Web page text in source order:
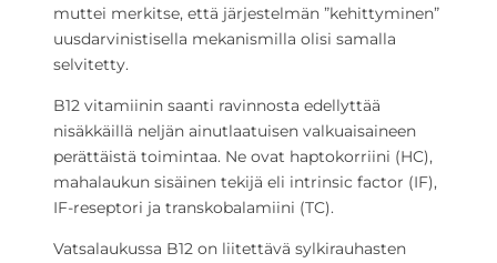
muttei merkitse, että järjestelmän ”kehittyminen”
uusdarvinistisella mekanismilla olisi samalla
selvitetty.
B12 vitamiinin saanti ravinnosta edellyttää
nisäkkäillä neljän ainutlaatuisen valkuaisaineen
perättäistä toimintaa. Ne ovat haptokorriini (HC),
mahalaukun sisäinen tekijä eli intrinsic factor (IF),
IF-reseptori ja transkobalamiini (TC).
Vatsalaukussa B12 on liitettävä sylkirauhasten